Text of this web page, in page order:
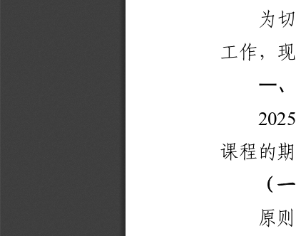
为切
工作， 现
一、
2025
课程 的期
（ 一
原则